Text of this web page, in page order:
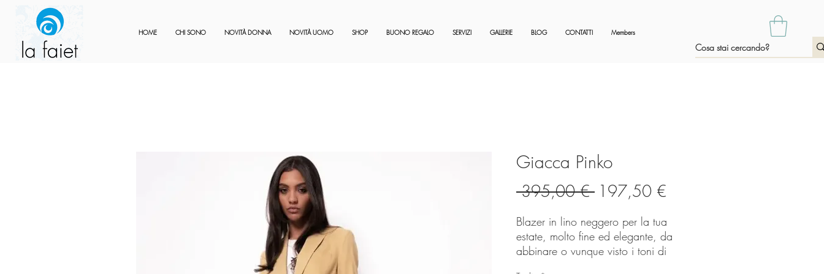
HOME CHI SONO NOVITÀ DONNA NOVITÀ UOMO SHOP BUONO REGALO SERVIZI GALLERIE BLOG CONTATTI Members
Giacca Pinko
395,00 € Prezzo
regolare
197,50 €
Blazer in lino neggero per la tua
estate, molto fine ed elegante, da
abbinare o vunque visto i toni di